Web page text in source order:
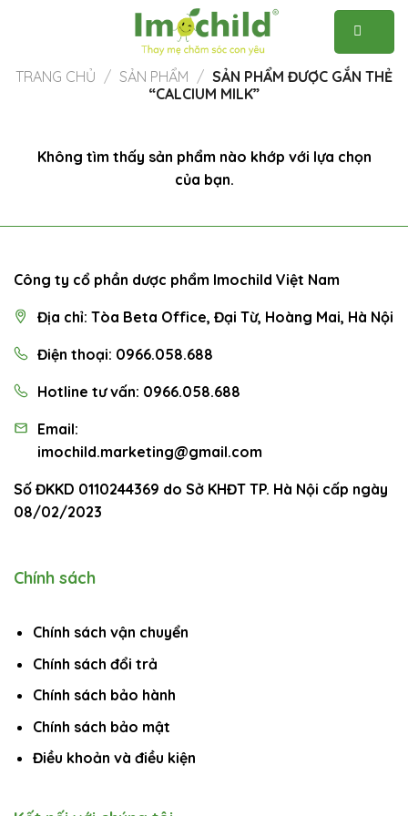
TRANG CHỦ / SẢN PHẨM / SẢN PHẨM ĐƯỢC GẮN THẺ
“CALCIUM MILK”
Không tìm thấy sản phẩm nào khớp với lựa chọn
của bạn.
Công ty cổ phần dược phẩm Imochild Việt Nam
Địa chỉ: Tòa Beta Office, Đại Từ, Hoàng Mai, Hà Nội
Điện thoại: 0966.058.688
Hotline tư vấn: 0966.058.688
Email:
imochild.marketing@gmail.com
Số ĐKKD 0110244369 do Sở KHĐT TP. Hà Nội cấp ngày
08/02/2023
Chính sách
Chính sách vận chuyển
Chính sách đổi trả
Chính sách bảo hành
Chính sách bảo mật
Điều khoản và điều kiện